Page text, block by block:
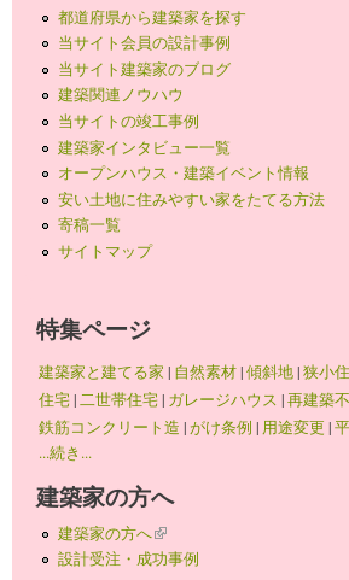
都道府県から建築家を探す
当サイト会員の設計事例
当サイト建築家のブログ
建築関連ノウハウ
当サイトの竣工事例
建築家インタビュー一覧
オープンハウス・建築イベント情報
安い土地に住みやすい家をたてる方法
寄稿一覧
サイトマップ
特集ページ
建築家と建てる家 | 自然素材|傾斜地|狭小
住宅|二世帯住宅| ガレージハウス |再建築
鉄筋コンクリート造 |がけ条例 | 用途変更 |
...続き...
建築家の方へ
建築家の方へ(link is external)
設計受注・成功事例